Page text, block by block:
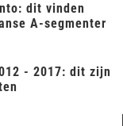
dit vinden
A-segmenter
- 2017: dit zijn